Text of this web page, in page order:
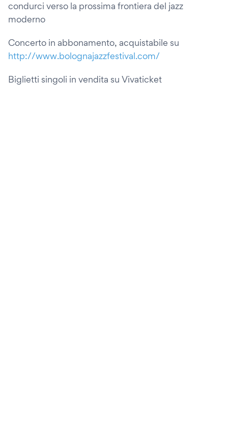
condurci verso la prossima frontiera del jazz
moderno
Concerto in abbonamento, acquistabile su
http://www.bolognajazzfestival.com/
Biglietti singoli in vendita su Vivaticket